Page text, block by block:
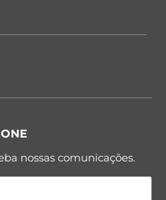
nossas comunicações.